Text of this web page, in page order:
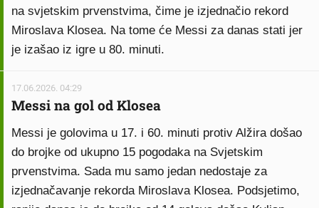
na svjetskim prvenstvima, čime je izjednačio rekord
Miroslava Klosea. Na tome će Messi za danas stati jer
je izašao iz igre u 80. minuti.
17.06.2026. 04:29
Messi na gol od Klosea
Messi je golovima u 17. i 60. minuti protiv Alžira došao
do brojke od ukupno 15 pogodaka na Svjetskim
prvenstvima. Sada mu samo jedan nedostaje za
izjednačavanje rekorda Miroslava Klosea. Podsjetimo,